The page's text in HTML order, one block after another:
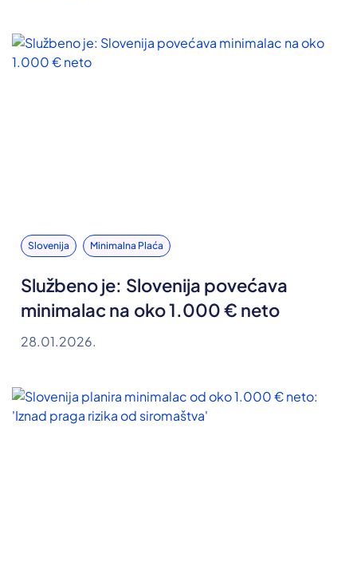
Slovenija Minimalna Plaća
Službeno je: Slovenija povećava
minimalac na oko 1.000 € neto
28.01.2026.